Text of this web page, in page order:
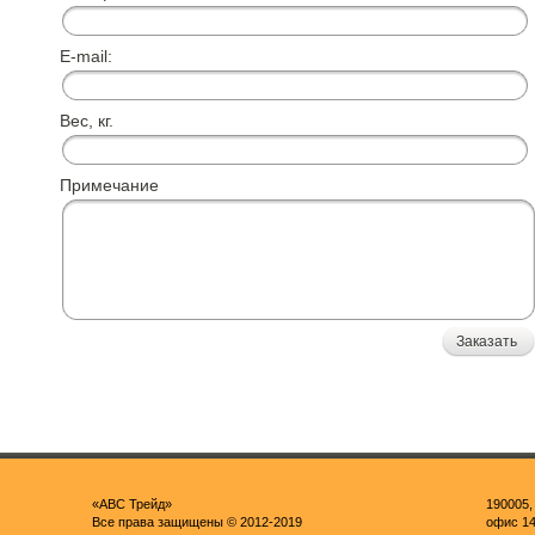
E-mail:
Вес, кг.
Примечание
Заказать
«ABC Трейд»
Все права защищены © 2012-2019
офис 14